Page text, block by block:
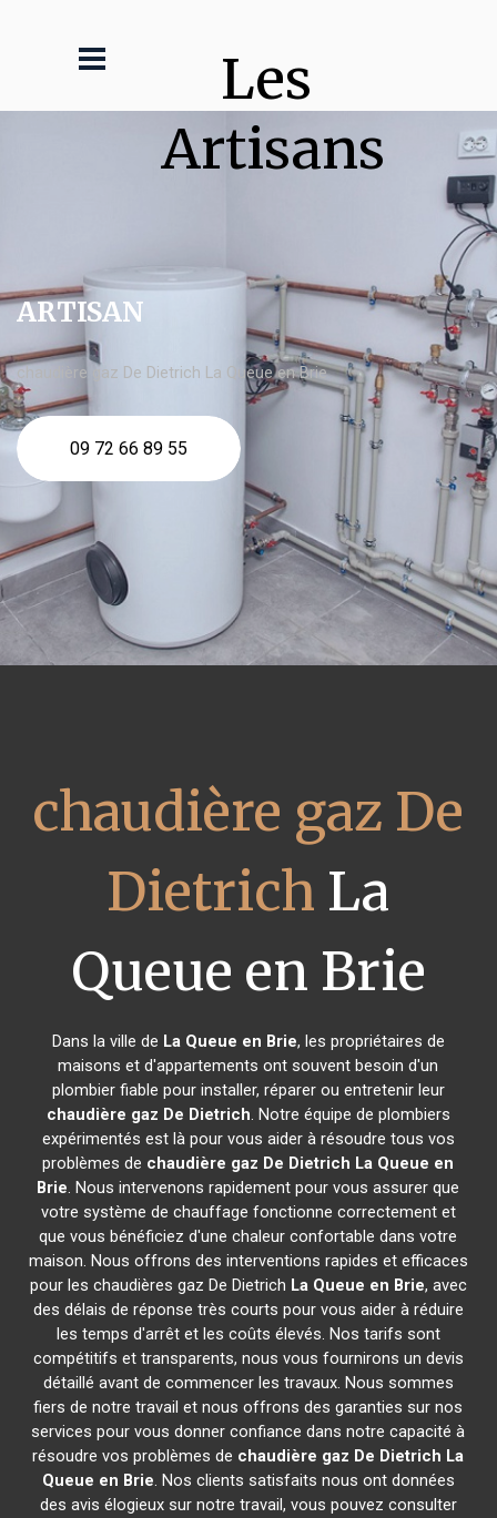
Les
Artisans
ARTISAN
chaudière gaz De Dietrich La Queue en Brie
09 72 66 89 55
chaudière gaz De
Dietrich La
Queue en Brie
Dans la ville de La Queue en Brie, les propriétaires de
maisons et d'appartements ont souvent besoin d'un
plombier fiable pour installer, réparer ou entretenir leur
chaudière gaz De Dietrich. Notre équipe de plombiers
expérimentés est là pour vous aider à résoudre tous vos
problèmes de chaudière gaz De Dietrich La Queue en
Brie. Nous intervenons rapidement pour vous assurer que
votre système de chauffage fonctionne correctement et
que vous bénéficiez d'une chaleur confortable dans votre
maison. Nous offrons des interventions rapides et efficaces
pour les chaudières gaz De Dietrich La Queue en Brie, avec
des délais de réponse très courts pour vous aider à réduire
les temps d'arrêt et les coûts élevés. Nos tarifs sont
compétitifs et transparents, nous vous fournirons un devis
détaillé avant de commencer les travaux. Nous sommes
fiers de notre travail et nous offrons des garanties sur nos
services pour vous donner confiance dans notre capacité à
résoudre vos problèmes de chaudière gaz De Dietrich La
Queue en Brie. Nos clients satisfaits nous ont données
des avis élogieux sur notre travail, vous pouvez consulter